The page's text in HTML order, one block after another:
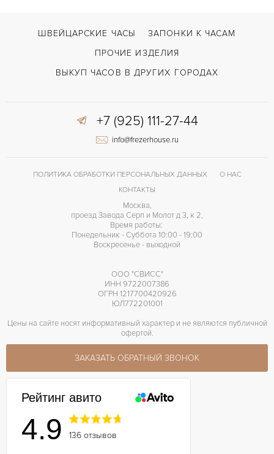
ВОЗМОЖНОСТИ ДОСТАВКИ С документами, С футляром
Застежка с помощью шипа
ШВЕЙЦАРСКИЕ ЧАСЫ
ЗАПОНКИ К ЧАСАМ
ПРОЧИЕ ИЗДЕЛИЯ
ВЫКУП ЧАСОВ В ДРУГИХ ГОРОДАХ
+7 (925) 111-27-44
info@frezerhouse.ru
ПОЛИТИКА ОБРАБОТКИ ПЕРСОНАЛЬНЫХ ДАННЫХ
О НАС
КОНТАКТЫ
Москва,
проезд Завода Серп и Молот д 3, к 2,
Время работы:
Понедельник - Суббота 10:00 - 19:00
Воскресенье - выходной
ООО "СВИСС"
ИНН 9722007386
ОГРН 1217700420926
ЮЛ772201001
Цены на сайте носят информативный характер и не являются публичной
офертой.
ЗАКАЗАТЬ ОБРАТНЫЙ ЗВОНОК
Рейтинг авито
4.9 136 отзывов